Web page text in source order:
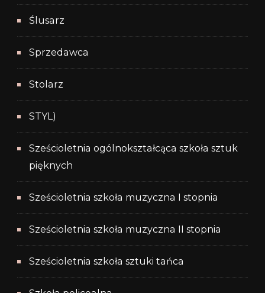
Ślusarz
Sprzedawca
Stolarz
STYL)
Sześcioletnia ogólnokształcąca szkoła sztuk
pięknych
Sześcioletnia szkoła muzyczna I stopnia
Sześcioletnia szkoła muzyczna II stopnia
Sześcioletnia szkoła sztuki tańca